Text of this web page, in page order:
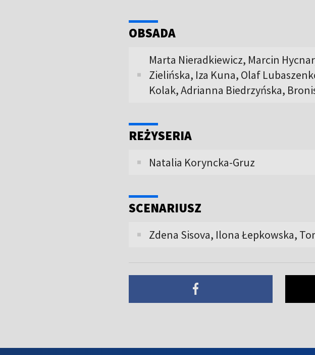
OBSADA
Marta Nieradkiewicz, Marcin
Zielińska, Iza Kuna, Olaf
Kolak, Adrianna Biedrzyńska,
REŻYSERIA
Natalia Koryncka-Gruz
SCENARIUSZ
Zdena Sisova, Ilona Łepkowska,